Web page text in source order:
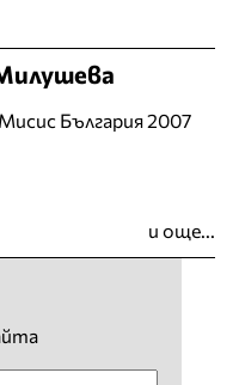
България 2007
и още...